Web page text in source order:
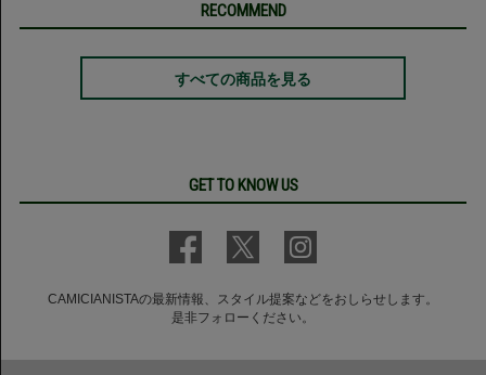
RECOMMEND
すべての商品を見る
GET TO KNOW US
CAMICIANISTAの最新情報、スタイル提案などをおしらせします。
是非フォローください。